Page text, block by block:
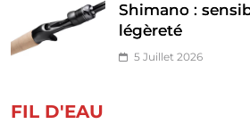
Shimano :
légèreté
5 Juillet 2026
FIL D'EAU